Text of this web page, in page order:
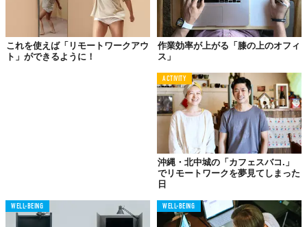
©フジダン
これを使えば「リモートワークアウ
ト」ができるように！
作業効率が上がる「膝の上のオフィ
ス」
ACTIVITY
沖縄・北中城の「カフェスバコ.」
でリモートワークを夢見てしまった
日
WELL-BEING WELL-BEING